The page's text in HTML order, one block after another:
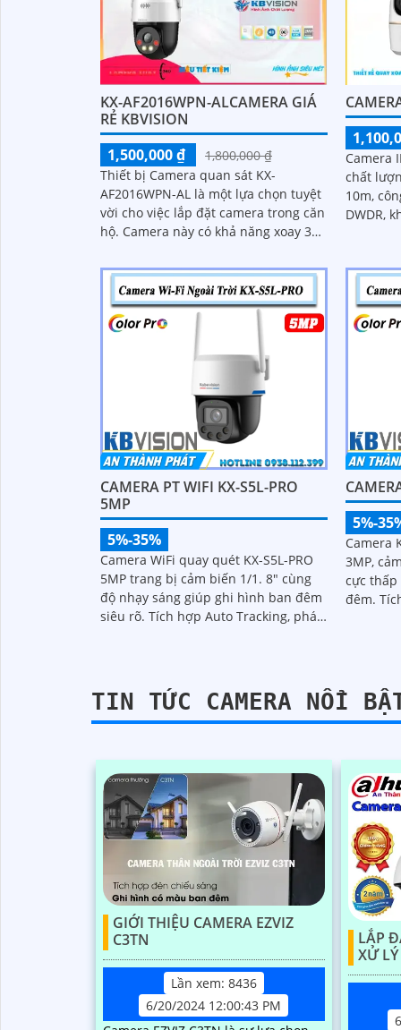
KX-AF2016WPN-ALCAMERA GIÁ
RẺ KBVISION
1,500,000 ₫
1,800,000 ₫
Thiết bị Camera quan sát KX-
AF2016WPN-AL là một lựa chọn tuyệt
vời cho việc lắp đặt camera trong căn
hộ. Camera này có khả năng xoay 360
với độ phân giải FULL HD 1080P
Camera
chất
10m,
DWDR,
CAMERA PT WIFI KX-S5L-PRO
5MP
5%-35%
Camera WiFi quay quét KX-S5L-PRO
5MP trang bị cảm biến 1/1. 8" cùng
độ nhạy sáng giúp ghi hình ban đêm
siêu rõ. Tích hợp Auto Tracking, phát
5%-
Camera
3MP,
cực
đêm. Tích hợp WiFi 6, hỗ trợ Auto
TIN TỨC CAMERA NỔI
GIỚI THIỆU CAMERA EZVIZ
C3TN
Lần xem: 8436
6/20/2024 12:00:43 PM
LẮP
XỬ